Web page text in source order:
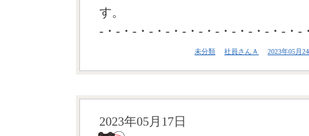
す。
-・-・-・-・-・-・-・-・-・-・-・-・-
未分類 社員さんＡ 2023年05月
2023年05月17日